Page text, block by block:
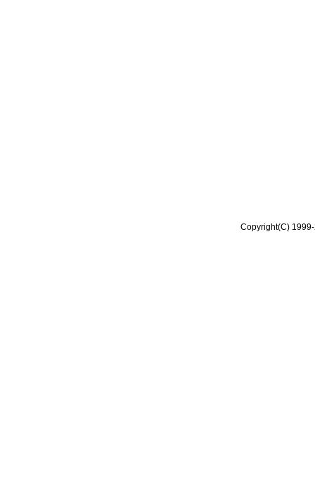
Copyright(C)